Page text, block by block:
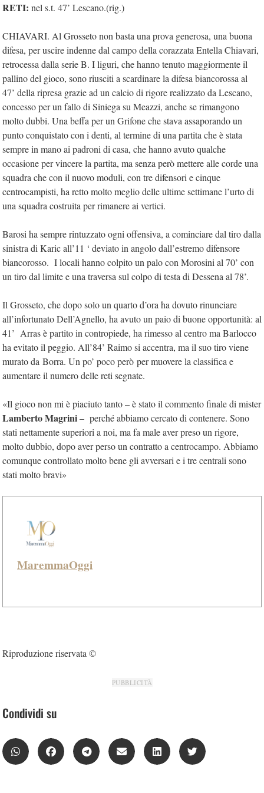
RETI: nel s.t. 47’ Lescano.(rig.)
CHIAVARI. Al Grosseto non basta una prova generosa, una buona
difesa, per uscire indenne dal campo della corazzata Entella Chiavari,
retrocessa dalla serie B. I liguri, che hanno tenuto maggiormente il
pallino del gioco, sono riusciti a scardinare la difesa biancorossa al
47’ della ripresa grazie ad un calcio di rigore realizzato da Lescano,
concesso per un fallo di Siniega su Meazzi, anche se rimangono
molto dubbi. Una beffa per un Grifone che stava assaporando un
punto conquistato con i denti, al termine di una partita che è stata
sempre in mano ai padroni di casa, che hanno avuto qualche
occasione per vincere la partita, ma senza però mettere alle corde una
squadra che con il nuovo moduli, con tre difensori e cinque
centrocampisti, ha retto molto meglio delle ultime settimane l’urto di
una squadra costruita per rimanere ai vertici.
Barosi ha sempre rintuzzato ogni offensiva, a cominciare dal tiro dalla
sinistra di Karic all’11 ‘ deviato in angolo dall’estremo difensore
biancorosso. I locali hanno colpito un palo con Morosini al 70’ con
un tiro dal limite e una traversa sul colpo di testa di Dessena al 78’.
Il Grosseto, che dopo solo un quarto d’ora ha dovuto rinunciare
all’infortunato Dell’Agnello, ha avuto un paio di buone opportunità: al
41’ Arras è partito in contropiede, ha rimesso al centro ma Barlocco
ha evitato il peggio. All’84’ Raimo si accentra, ma il suo tiro viene
murato da Borra. Un po’ poco però per muovere la classifica e
aumentare il numero delle reti segnate.
«Il gioco non mi è piaciuto tanto – è stato il commento finale di mister
Lamberto Magrini– perché abbiamo cercato di contenere. Sono
stati nettamente superiori a noi, ma fa male aver preso un rigore,
molto dubbio, dopo aver perso un contratto a centrocampo. Abbiamo
comunque controllato molto bene gli avversari e i tre centrali sono
stati molto bravi»
MaremmaOggi
Riproduzione riservata ©
PUBBLICITÀ
Condividi su